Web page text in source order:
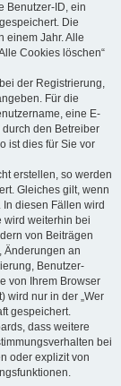
Benutzer-ID, ein
Die
einem Jahr. Alle
Cookies löschen“
der Registrierung,
Für die
eine E-
den Betreiber
ist dies für Sie vor
erstellen, so werden
Gleiches gilt, wenn
diesen Fällen wird
wird weiterhin bei
von Beiträgen
Änderungen an
Benutzer-
von Ihrem Browser
wird nur in der „Wer
gespeichert.
dass weitere
bei
oder explizit von